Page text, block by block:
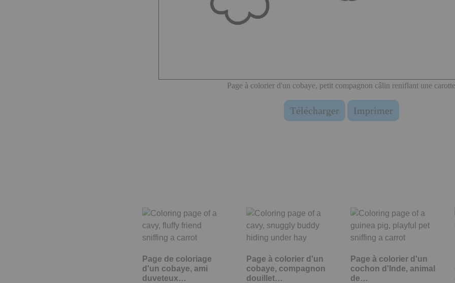
Page à colorier d'un cobaye, petit compagnon câlin reniflant une carotte
Télécharger Imprimer
Page de coloriage
d'un cobaye, ami
duveteux…
Page à colorier d'un
cobaye, compagnon
douillet…
Page à colorier d'un
cochon d'Inde, animal
de…